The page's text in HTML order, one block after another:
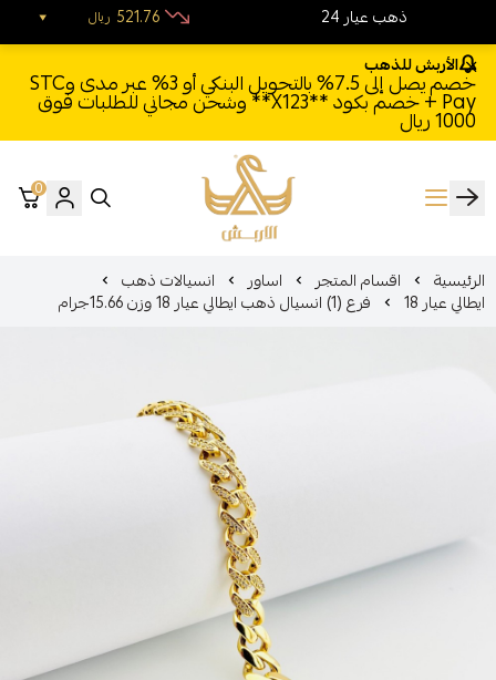
الأربش للذهب
خصم يصل إلى 7.5% بالتحويل البنكي أو 3% عبر مدى وSTC
Pay + خصم بكود **X123** وشحن مجاني للطلبات فوق
1000 ريال
الأربش للذهب
0
الرئيسية اقسام المتجر اساور انسيالات ذهب
ايطالي عيار 18 فرع (1) انسيال ذهب ايطالي عيار 18 وزن 15.66جرام
24 ذهب عيار ريال 521.76